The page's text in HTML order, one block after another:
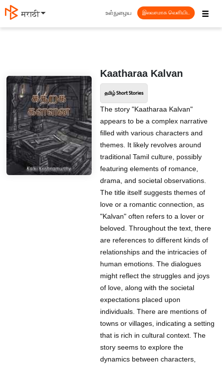
मराठी ☰
உள்நுழைய இலவசமாக வெளியிட
Kaatharaa Kalvan
தமிழ் Short Stories
The story "Kaatharaa Kalvan"
appears to be a complex narrative
filled with various characters and
themes. It likely revolves around
traditional Tamil culture, possibly
featuring elements of romance,
drama, and societal observations.
The title itself suggests themes of
love or a romantic connection, as
"Kalvan" often refers to a lover or
beloved. Throughout the text, there
are references to different kinds of
relationships and the intricacies of
human emotions. The dialogues
might reflect the struggles and joys
of love, along with the societal
expectations placed upon
individuals. There are mentions of
towns or villages, indicating a setting
that is rich in cultural context. The
story seems to explore the
dynamics between characters,